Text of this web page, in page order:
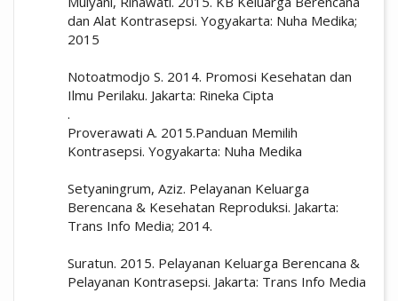
dan Alat Kontrasepsi. Yogyakarta: Nuha Medika;
2015
Notoatmodjo S. 2014. Promosi Kesehatan dan
Ilmu Perilaku. Jakarta: Rineka Cipta
.
Proverawati A. 2015.Panduan Memilih
Kontrasepsi. Yogyakarta: Nuha Medika
Setyaningrum, Aziz. Pelayanan Keluarga
Berencana & Kesehatan Reproduksi. Jakarta:
Trans Info Media; 2014.
Suratun. 2015. Pelayanan Keluarga Berencana &
Pelayanan Kontrasepsi. Jakarta: Trans Info Media